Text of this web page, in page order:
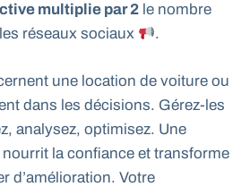
multiplie par 2 le nombre
réseaux sociaux
.
une location de voiture ou
dans les décisions. Gérez-les
analysez, optimisez. Une
la confiance et transforme
d’amélioration. Votre